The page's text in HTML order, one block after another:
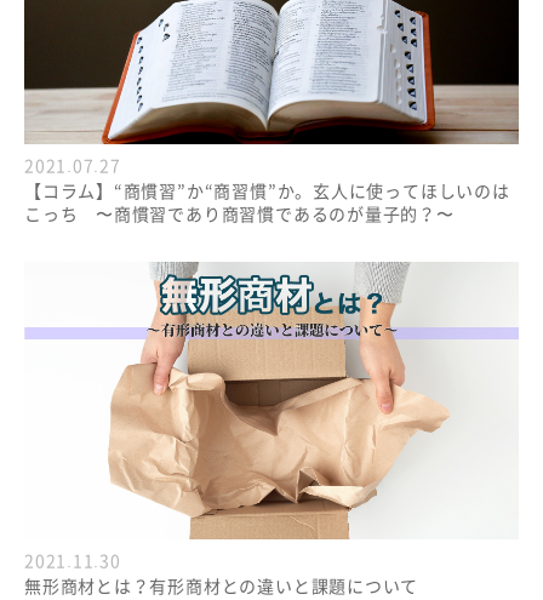
2021.07.27
【コラム】“商慣習”か“商習慣”か。玄人に使ってほしいのは
こっち 〜商慣習であり商習慣であるのが量子的？〜
2021.11.30
無形商材とは？有形商材との違いと課題について